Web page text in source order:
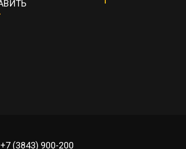
+7 (3843) 900-200